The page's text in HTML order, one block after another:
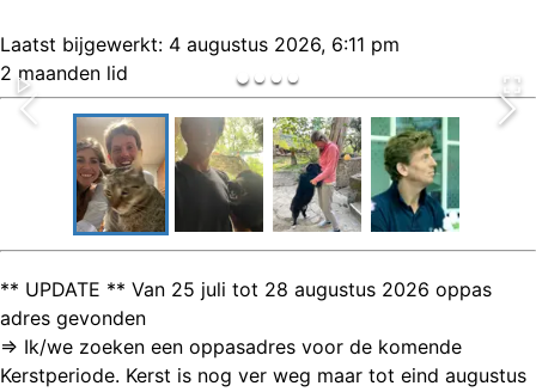
Laatst bijgewerkt: 4 augustus 2026, 6:11 pm
2 maanden lid
** UPDATE ** Van 25 juli tot 28 augustus 2026 oppas
adres gevonden
=> Ik/we zoeken een oppasadres voor de komende
Kerstperiode. Kerst is nog ver weg maar tot eind augustus